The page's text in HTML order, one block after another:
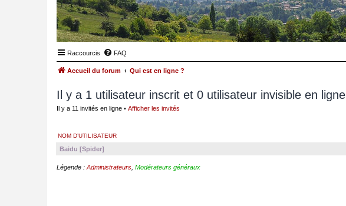
Raccourcis FAQ
Accueil du forum Qui est en ligne ?
Il y a 1 utilisateur inscrit et 0 utilisateur invisible en ligne
Il y a 11 invités en ligne • Afficher les invités
NOM D’UTILISATEUR
Baidu [Spider]
Légende : Administrateurs Modérateurs généraux